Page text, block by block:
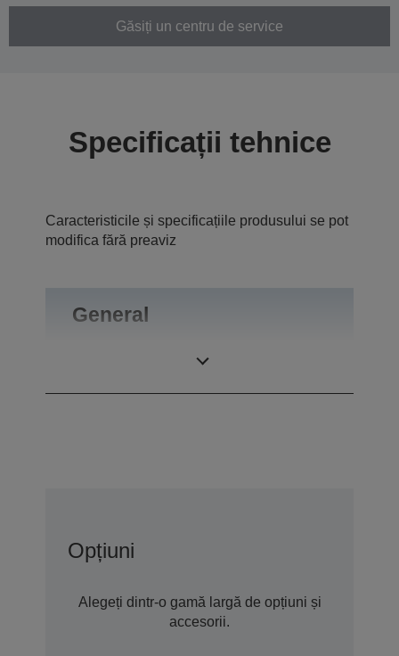
Găsiți un centru de service
Specificații tehnice
Caracteristicile și specificațiile produsului se pot
modifica fără preaviz
General
Opțiuni
Alegeți dintr-o gamă largă de opțiuni și
accesorii.